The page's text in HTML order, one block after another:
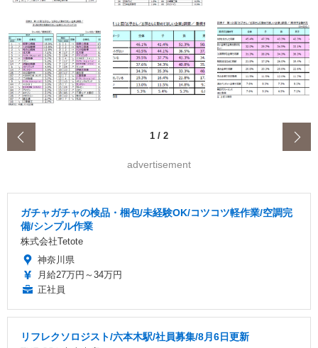
1 / 2
advertisement
ガチャガチャの検品・梱包/未経験OK/コツコツ軽作業/空調完
備/シンプル作業
株式会社Tetote
神奈川県
月給27万円～34万円
正社員
リフレクソロジスト/六本木駅/社員募集/8月6日更新